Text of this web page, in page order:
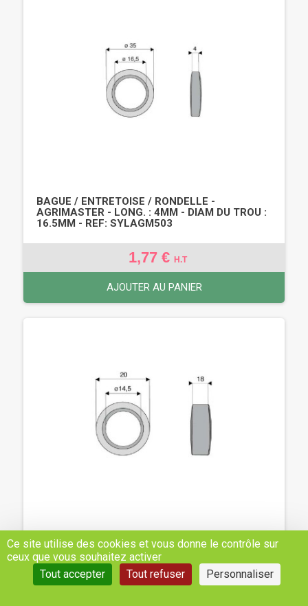
BAGUE / ENTRETOISE / RONDELLE -
AGRIMASTER - LONG. : 4MM - DIAM DU TROU :
16.5MM - REF: SYLAGM503
1,77 € H.T
AJOUTER AU PANIER
AGRIMASTER, AGROMEC, ORSI - REF:
SYLAGM506
1,84 €
Ce site utilise des cookies et vous donne le contrôle sur
ceux que vous souhaitez activer
Tout accepter
Tout refuser Personnaliser